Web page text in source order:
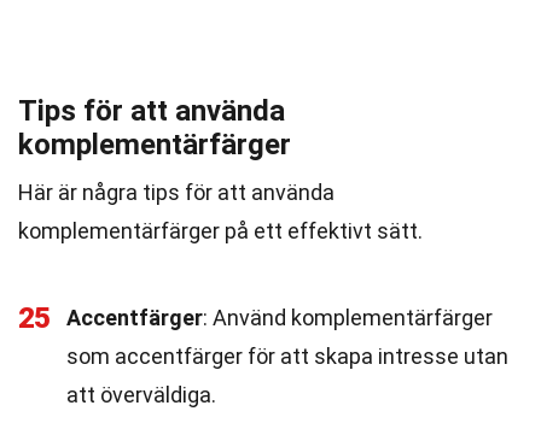
Tips för att använda
komplementärfärger
Här är några tips för att använda
komplementärfärger på ett effektivt sätt.
25 Accentfärger: Använd komplementärfärger
som accentfärger för att skapa intresse utan
att överväldiga.